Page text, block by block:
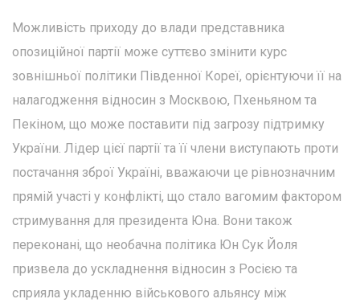
Можливість приходу до влади представника
опозиційної партії може суттєво змінити курс
зовнішньої політики Південної Кореї, орієнтуючи її на
налагодження відносин з Москвою, Пхеньяном та
Пекіном, що може поставити під загрозу підтримку
України. Лідер цієї партії та її члени виступають проти
постачання зброї Україні, вважаючи це рівнозначним
прямій участі у конфлікті, що стало вагомим фактором
стримування для президента Юна. Вони також
переконані, що необачна політика Юн Сук Йоля
призвела до ускладнення відносин з Росією та
сприяла укладенню військового альянсу між